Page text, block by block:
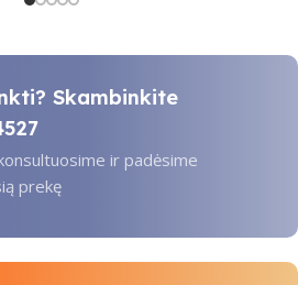
Skambinkite
ir padėsime
prekę